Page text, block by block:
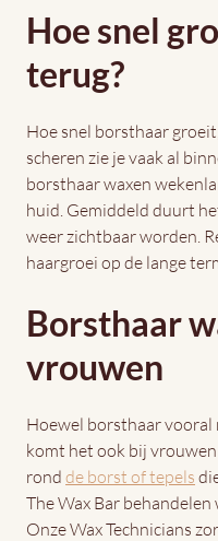
Hoe snel
terug?
Hoe snel borsthaar
scheren zie je vaak al
borsthaar waxen
huid. Gemiddeld duurt
weer zichtbaar worden.
haargroei op de lange
Borsthaar
vrouwen
Hoewel borsthaar vooral
komt het ook bij
rond de borst of tepels
The Wax Bar
Onze Wax Technicians